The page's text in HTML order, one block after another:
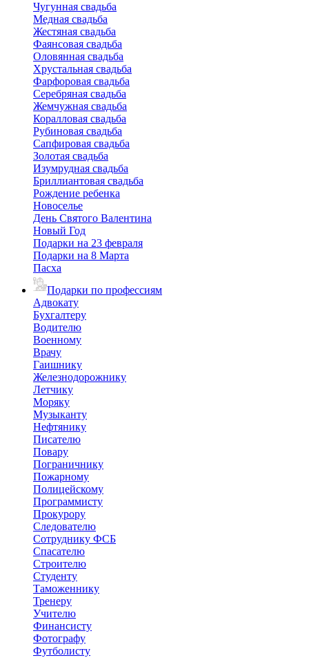
Чугунная свадьба
Медная свадьба
Жестяная свадьба
Фаянсовая свадьба
Оловянная свадьба
Хрустальная свадьба
Фарфоровая свадьба
Серебряная свадьба
Жемчужная свадьба
Коралловая свадьба
Рубиновая свадьба
Сапфировая свадьба
Золотая свадьба
Изумрудная свадьба
Бриллиантовая свадьба
Рождение ребенка
Новоселье
День Святого Валентина
Новый Год
Подарки на 23 февраля
Подарки на 8 Марта
Пасха
Подарки по профессиям
Адвокату
Бухгалтеру
Водителю
Военному
Врачу
Гаишнику
Железнодорожнику
Летчику
Моряку
Музыканту
Нефтянику
Писателю
Повару
Пограничнику
Пожарному
Полицейскому
Программисту
Прокурору
Следователю
Сотруднику ФСБ
Спасателю
Строителю
Студенту
Таможеннику
Тренеру
Учителю
Финансисту
Фотографу
Футболисту